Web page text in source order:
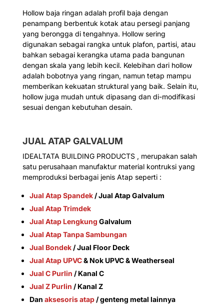
Hollow baja ringan adalah profil baja dengan
penampang berbentuk kotak atau persegi panjang
yang berongga di tengahnya. Hollow sering
digunakan sebagai rangka untuk plafon, partisi, atau
bahkan sebagai kerangka utama pada bangunan
dengan skala yang lebih kecil. Kelebihan dari hollow
adalah bobotnya yang ringan, namun tetap mampu
memberikan kekuatan struktural yang baik. Selain itu,
hollow juga mudah untuk dipasang dan di-modifikasi
sesuai dengan kebutuhan desain.
JUAL ATAP GALVALUM
IDEALTATA BUILDING PRODUCTS , merupakan salah
satu perusahaan manufaktur material kontruksi yang
memproduksi berbagai jenis Atap seperti :
Jual Atap Spandek/ Jual Atap Galvalum
Jual Atap Trimdek
Jual Atap Lengkung Galvalum
Jual Atap Tanpa Sambungan
Jual Bondek/ Jual Floor Deck
Jual Atap UPVC& Nok UPVC & Weatherseal
Jual C Purlin / Kanal C
Jual Z Purlin / Kanal Z
Dan aksesoris atap/ genteng metal lainnya